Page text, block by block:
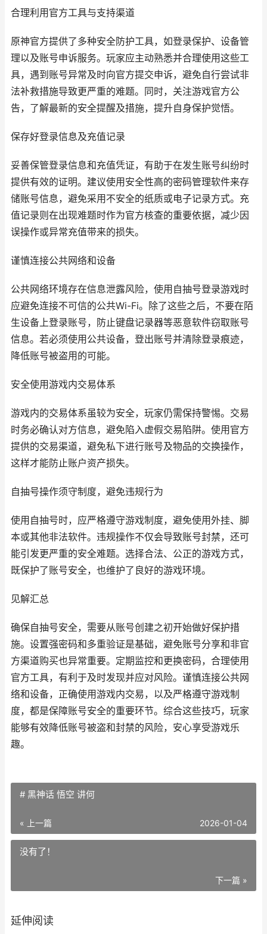
合理利用官方工具与支持渠道
原神官方提供了多种安全防护工具，如登录保护、设备管
理以及账号申诉服务。玩家应主动熟悉并合理使用这些工
具，遇到账号异常及时向官方提交申诉，避免自行尝试非
法补救措施导致更严重的难题。同时，关注游戏官方公
告，了解最新的安全提醒及措施，提升自身保护觉悟。
保存好登录信息及充值记录
妥善保管登录信息和充值凭证，有助于在发生账号纠纷时
提供有效的证明。建议使用安全性高的密码管理软件来存
储账号信息，避免采用不安全的纸质或电子记录方式。充
值记录则在出现难题时作为官方核查的重要依据，减少因
误操作或异常充值带来的损失。
谨慎连接公共网络和设备
公共网络环境存在信息泄露风险，使用自抽号登录游戏时
应避免连接不可信的公共Wi-Fi。除了这些之后，不要在陌
生设备上登录账号，防止键盘记录器等恶意软件窃取账号
信息。若必须使用公共设备，登出账号并清除登录痕迹，
降低账号被盗用的可能。
安全使用游戏内交易体系
游戏内的交易体系虽较为安全，玩家仍需保持警惕。交易
时务必确认对方信息，避免陷入虚假交易陷阱。使用官方
提供的交易渠道，避免私下进行账号及物品的交换操作，
这样才能防止账户资产损失。
自抽号操作须守制度，避免违规行为
使用自抽号时，应严格遵守游戏制度，避免使用外挂、脚
本或其他非法软件。违规操作不仅会导致账号封禁，还可
能引发更严重的安全难题。选择合法、公正的游戏方式，
既保护了账号安全，也维护了良好的游戏环境。
见解汇总
确保自抽号安全，需要从账号创建之初开始做好保护措
施。设置强密码和多重验证是基础，避免账号分享和非官
方渠道购买也异常重要。定期监控和更换密码，合理使用
官方工具，有利于及时发现并应对风险。谨慎连接公共网
络和设备，正确使用游戏内交易，以及严格遵守游戏制
度，都是保障账号安全的重要环节。综合这些技巧，玩家
能够有效降低账号被盗和封禁的风险，安心享受游戏乐
趣。
# 黑神话 悟空 讲何
« 上一篇 2026-01-04
没有了！
下一篇 »
延伸阅读